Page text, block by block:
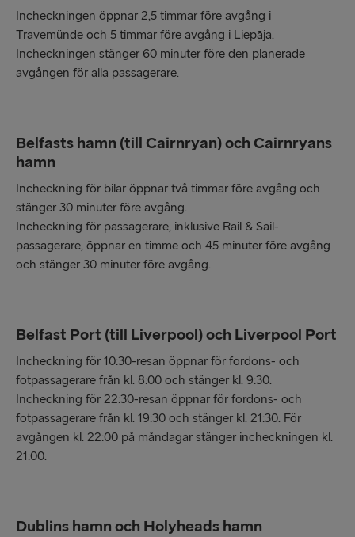
Incheckningen öppnar 2,5 timmar före avgång i
Travemünde och 5 timmar före avgång i Liepāja.
Incheckningen stänger 60 minuter före den planerade
avgången för alla passagerare.
Belfasts hamn (till Cairnryan) och Cairnryans
hamn
Incheckning för bilar öppnar två timmar före avgång och
stänger 30 minuter före avgång.
Incheckning för passagerare, inklusive Rail & Sail-
passagerare, öppnar en timme och 45 minuter före avgång
och stänger 30 minuter före avgång.
Belfast Port (till Liverpool) och Liverpool Port
Incheckning för 10:30-resan öppnar för fordons- och
fotpassagerare från kl. 8:00 och stänger kl. 9:30.
Incheckning för 22:30-resan öppnar för fordons- och
fotpassagerare från kl. 19:30 och stänger kl. 21:30. För
avgången kl. 22:00 på måndagar stänger incheckningen kl.
21:00.
Dublins hamn och Holyheads hamn